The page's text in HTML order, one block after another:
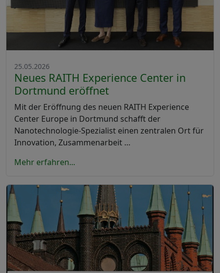
25.05.2026
Neues RAITH Experience Center in
Dortmund eröffnet
Mit der Eröffnung des neuen RAITH Experience
Center Europe in Dortmund schafft der
Nanotechnologie-Spezialist einen zentralen Ort für
Innovation, Zusammenarbeit …
Mehr erfahren...